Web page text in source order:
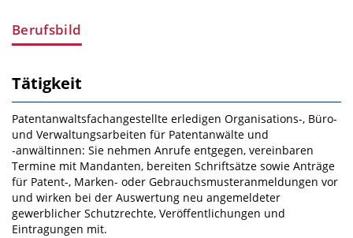
Berufsbild
Tätigkeit
Patentanwaltsfachangestellte erledigen Organisations-, Büro-
und Verwaltungsarbeiten für Patentanwälte und
‑anwältinnen: Sie nehmen Anrufe entgegen, vereinbaren
Termine mit Mandanten, bereiten Schriftsätze sowie Anträge
für Patent-, Marken- oder Gebrauchsmusteranmeldungen vor
und wirken bei der Auswertung neu angemeldeter
gewerblicher Schutzrechte, Veröffentlichungen und
Eintragungen mit.